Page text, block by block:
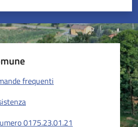
5 stelle su 5
su 5
su 5
frequenti
0175.23.01.21